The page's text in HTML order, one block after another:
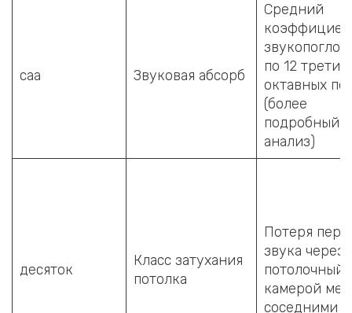
саа Звуковая абсорб
Средний
по 12 трети
октавных
(более
подробный
анализ)
десяток
Класс затухания
потолка
Потеря
звука через
потолочный
камерой
соседними